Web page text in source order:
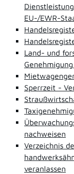
EU-/EWR-
Land- und
Sperrzeit -
nachweisen
Verzeichnis
veranlassen